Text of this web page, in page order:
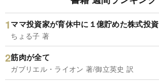
ママ投資家が育休中に１億貯めた株式投資
ちょる子 著
筋肉が全て
ガブリエル・ライオン 著/御立英史 訳